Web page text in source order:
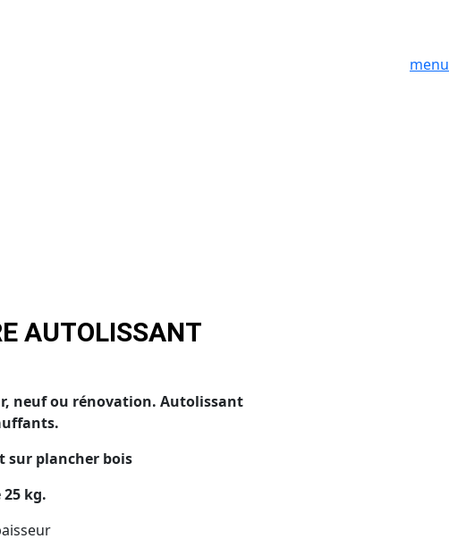
menu
AUTOLISSANT
neuf ou rénovation. Autolissant
sur plancher bois
25 kg.